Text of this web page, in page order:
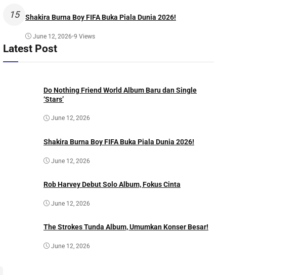
15 Shakira Burna Boy FIFA Buka Piala Dunia 2026!
June 12, 2026•9 Views
Latest Post
Do Nothing Friend World Album Baru dan Single
‘Stars’
June 12, 2026
Shakira Burna Boy FIFA Buka Piala Dunia 2026!
June 12, 2026
Rob Harvey Debut Solo Album, Fokus Cinta
June 12, 2026
The Strokes Tunda Album, Umumkan Konser Besar!
June 12, 2026